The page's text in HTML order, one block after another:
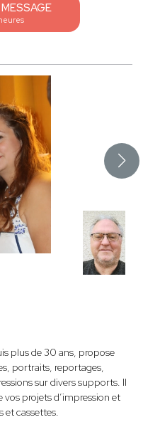
plus de 30 ans, propose
portraits, reportages,
sur divers supports. Il
vos projets d’impression et
et cassettes.